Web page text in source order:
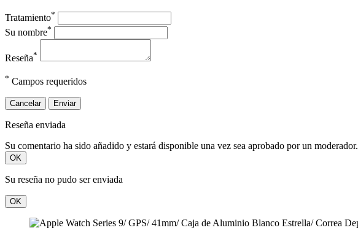
Tratamiento*
Su nombre*
Reseña*
* Campos requeridos
Cancelar Enviar
Reseña enviada
Su comentario ha sido añadido y estará disponible una vez sea aprobado por un moderador.
OK
Su reseña no pudo ser enviada
OK